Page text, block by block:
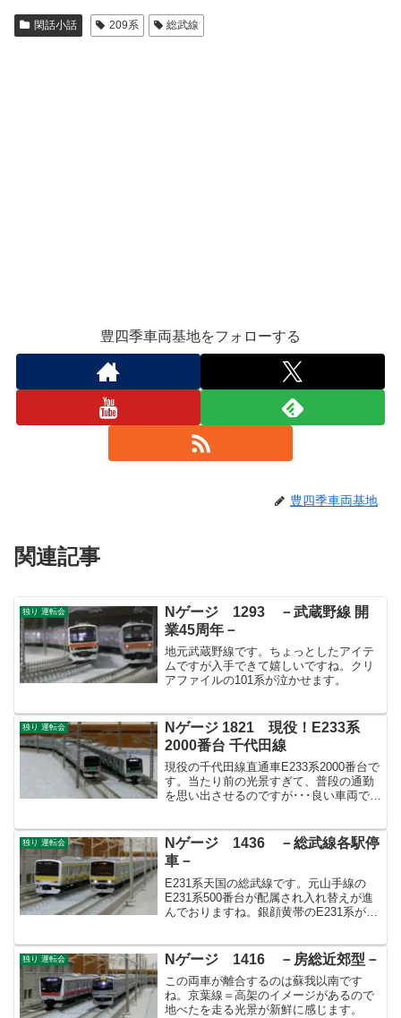
閑話小話 209系 総武線
豊四季車両基地をフォローする
豊四季車両基地
関連記事
独り 運転会
Nゲージ 1293 －武蔵野線 開
業45周年－
地元武蔵野線です。ちょっとしたアイテ
ムですが入手できて嬉しいですね。クリ
アファイルの101系が泣かせます。
独り 運転会
Nゲージ 1821 現役！E233系
2000番台 千代田線
現役の千代田線直通車E233系2000番台で
す。当たり前の光景すぎて、普段の通勤
を思い出させるのですが･･･良い車両で
独り 運転会
Nゲージ 1436 －総武線各駅停
車－
E231系天国の総武線です。元山手線の
E231系500番台が配属され入れ替えが進
んでおりますね。銀顔黄帯のE231系が見
独り 運転会 Nゲージ 1416 －房総近郊型－
この両車が離合するのは蘇我以南です
ね。京葉線＝高架のイメージがあるので
地べたを走る光景が新鮮に感じます。